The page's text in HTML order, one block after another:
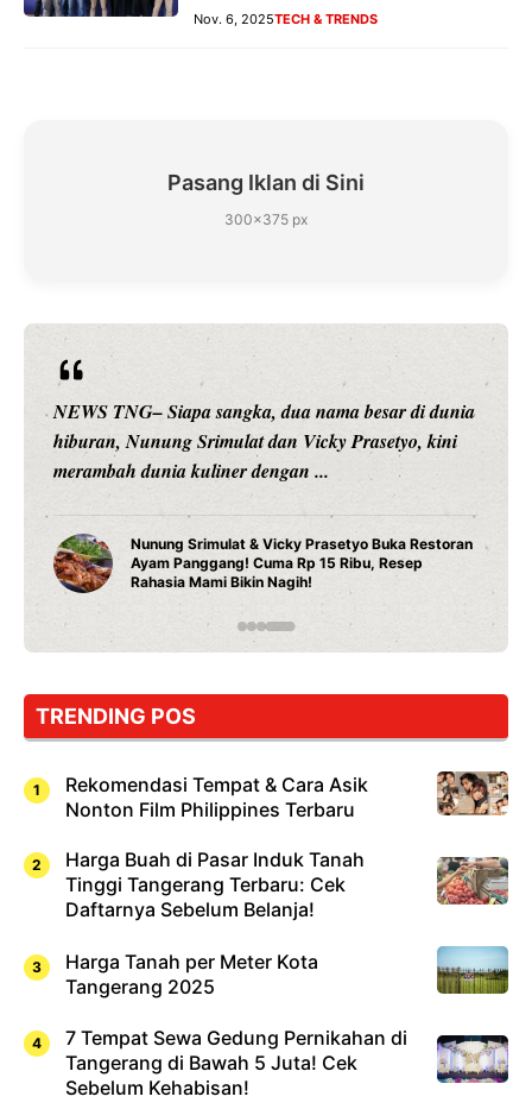
Nov. 6, 2025TECH & TRENDS
Pasang Iklan di Sini
300×375 px
NEWS TNG– Siapa sangka, dua nama besar di dunia
hiburan, Nunung Srimulat dan Vicky Prasetyo, kini
merambah dunia kuliner dengan ...
Nunung Srimulat & Vicky Prasetyo Buka Restoran
Ayam Panggang! Cuma Rp 15 Ribu, Resep
Rahasia Mami Bikin Nagih!
TRENDING POS
Rekomendasi Tempat & Cara Asik
Nonton Film Philippines Terbaru
Harga Buah di Pasar Induk Tanah
Tinggi Tangerang Terbaru: Cek
Daftarnya Sebelum Belanja!
Harga Tanah per Meter Kota
Tangerang 2025
7 Tempat Sewa Gedung Pernikahan di
Tangerang di Bawah 5 Juta! Cek
Sebelum Kehabisan!